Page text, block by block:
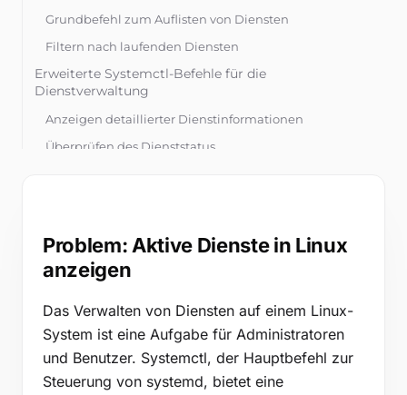
Kontaktieren Sie uns
Grundbefehl zum Auflisten von Diensten
Filtern nach laufenden Diensten
Erweiterte Systemctl-Befehle für die
Dienstverwaltung
Anzeigen detaillierter Dienstinformationen
Überprüfen des Dienststatus
Problem: Aktive Dienste in Linux
anzeigen
Das Verwalten von Diensten auf einem Linux-
System ist eine Aufgabe für Administratoren
und Benutzer. Systemctl, der Hauptbefehl zur
Steuerung von systemd, bietet eine